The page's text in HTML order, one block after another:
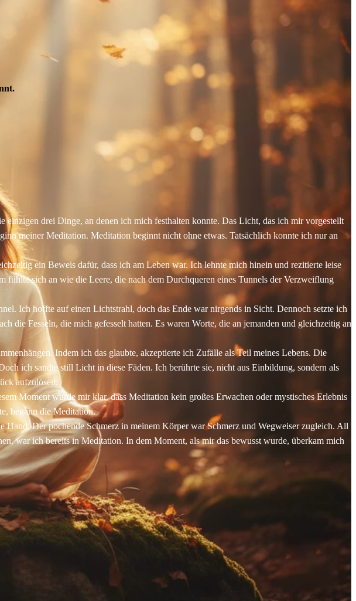
drei Dinge, an denen ich mich festhalten konnte. Das Licht, das ich mir vorgestellt
meiner Meditation. Meditation beginnt nicht ohne etwas. Tatsächlich konnte ich nur an
ein Beweis dafür, dass ich am Leben war. Ich lehnte mich hinein und rezitierte leise
sich an wie die Leere, die nach dem Durchqueren eines Tunnels der Verzweiflung
Ich hoffte auf einen Lichtstrahl, doch das Ende war nirgends in Sicht. Dennoch setzte ich
die Fesseln, die mich gefesselt hatten. Es waren Worte, die an jemanden und gleichzeitig an
Indem ich das glaubte, akzeptierte ich Zufälle als Teil meines Lebens. Die
ich sandte still Licht in diese Fäden. Ich berührte sie, nicht aus Einbildung, sondern als
aufzulösen.
Moment wurde mir klar, dass Meditation kein großes Erwachen oder mystisches Erlebnis
begann die Meditation.
Der pochende Schmerz in meinem Körper war Schmerz und Wegweiser zugleich. All
war ich bereits in Meditation. In dem Moment, als mir das bewusst wurde, überkam mich